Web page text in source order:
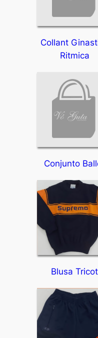
Collant
Ritmica
Conjunto
Blusa Tricot